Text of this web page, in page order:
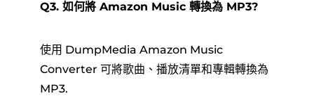
Q3. 如何將 Amazon Music 轉換為 MP3?
使用 DumpMedia Amazon Music
Converter 可將歌曲、播放清單和專輯轉換為
MP3.